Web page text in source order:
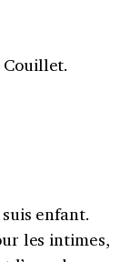
enfant.
les intimes,